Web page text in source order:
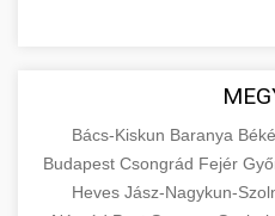
Bács-Kiskun Baranya
Budapest Csongrád Fejér
Heves Jász-Nagykun-